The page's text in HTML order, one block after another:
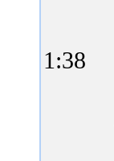
1:38